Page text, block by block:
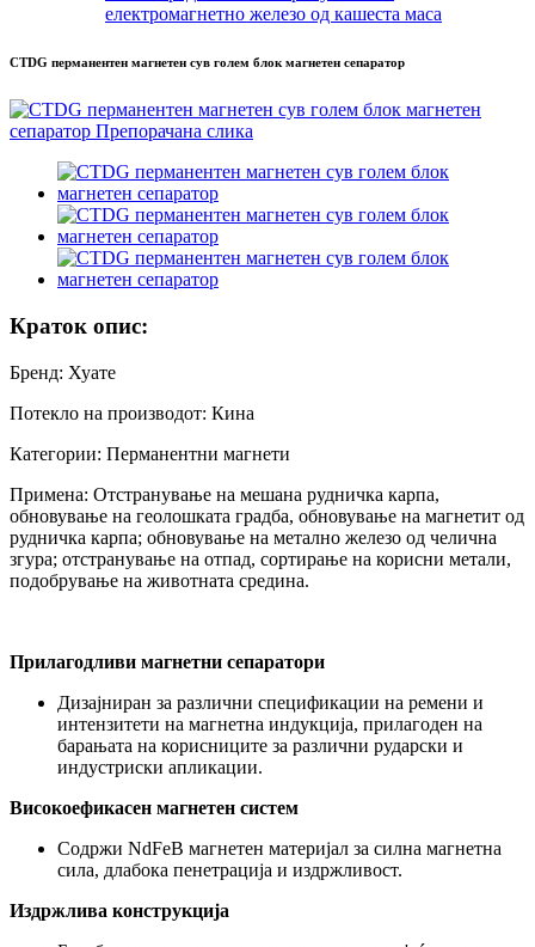
електромагнетно железо од кашеста маса
CTDG перманентен магнетен сув голем блок магнетен сепаратор
Краток опис:
Бренд: Хуате
Потекло на производот: Кина
Категории: Перманентни магнети
Примена: Отстранување на мешана рудничка карпа,
обновување на геолошката градба, обновување на магнетит од
рудничка карпа; обновување на метално железо од челична
згура; отстранување на отпад, сортирање на корисни метали,
подобрување на животната средина.
Прилагодливи магнетни сепаратори
Дизајниран за различни спецификации на ремени и
интензитети на магнетна индукција, прилагоден на
барањата на корисниците за различни рударски и
индустриски апликации.
Високоефикасен магнетен систем
Содржи NdFeB магнетен материјал за силна магнетна
сила, длабока пенетрација и издржливост.
Издржлива конструкција